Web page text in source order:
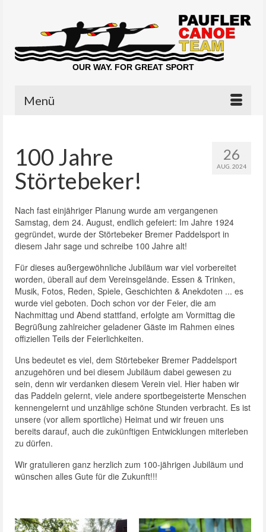
OUR WAY. FOR GREAT SPORT
Menü
26
AUG. 2024
100 Jahre
Störtebeker!
Nach fast einjähriger Planung wurde am vergangenen
Samstag, dem 24. August, endlich gefeiert: Im Jahre 1924
gegründet, wurde der Störtebeker Bremer Paddelsport in
diesem Jahr sage und schreibe 100 Jahre alt!
Für dieses außergewöhnliche Jubiläum war viel vorbereitet
worden, überall auf dem Vereinsgelände. Essen & Trinken,
Musik, Fotos, Reden, Spiele, Geschichten & Anekdoten ... es
wurde viel geboten. Doch schon vor der Feier, die am
Nachmittag und Abend stattfand, erfolgte am Vormittag die
Begrüßung zahlreicher geladener Gäste im Rahmen eines
offiziellen Teils der Feierlichkeiten.
Uns bedeutet es viel, dem Störtebeker Bremer Paddelsport
anzugehören und bei diesem Jubiläum dabei gewesen zu
sein, denn wir verdanken diesem Verein viel. Hier haben wir
das Paddeln gelernt, viele andere sportbegeisterte Menschen
kennengelernt und unzählige schöne Stunden verbracht. Es ist
unsere (vor allem sportliche) Heimat und wir freuen uns
bereits darauf, auch die zukünftigen Entwicklungen miterleben
zu dürfen.
Wir gratulieren ganz herzlich zum 100-jährigen Jubiläum und
wünschen alles Gute für die Zukunft!!!